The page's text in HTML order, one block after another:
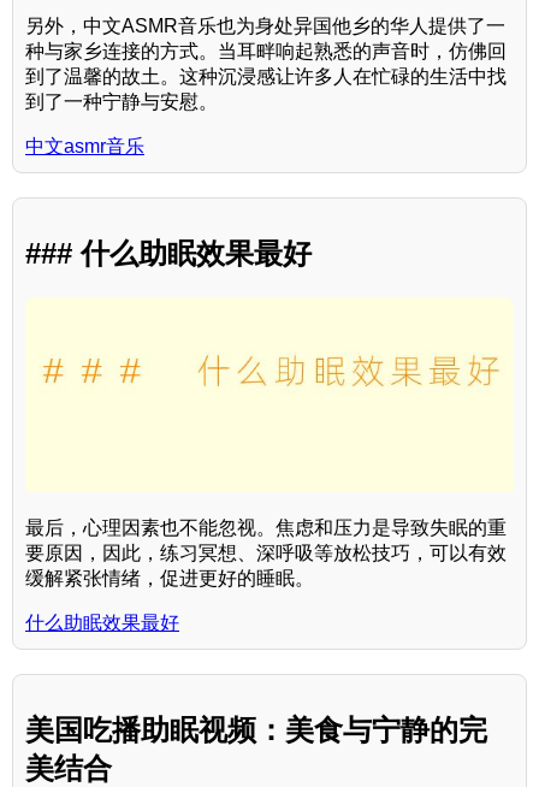
另外，中文ASMR音乐也为身处异国他乡的华人提供了一
种与家乡连接的方式。当耳畔响起熟悉的声音时，仿佛回
到了温馨的故土。这种沉浸感让许多人在忙碌的生活中找
到了一种宁静与安慰。
中文asmr音乐
### 什么助眠效果最好
最后，心理因素也不能忽视。焦虑和压力是导致失眠的重
要原因，因此，练习冥想、深呼吸等放松技巧，可以有效
缓解紧张情绪，促进更好的睡眠。
什么助眠效果最好
美国吃播助眠视频：美食与宁静的完
美结合